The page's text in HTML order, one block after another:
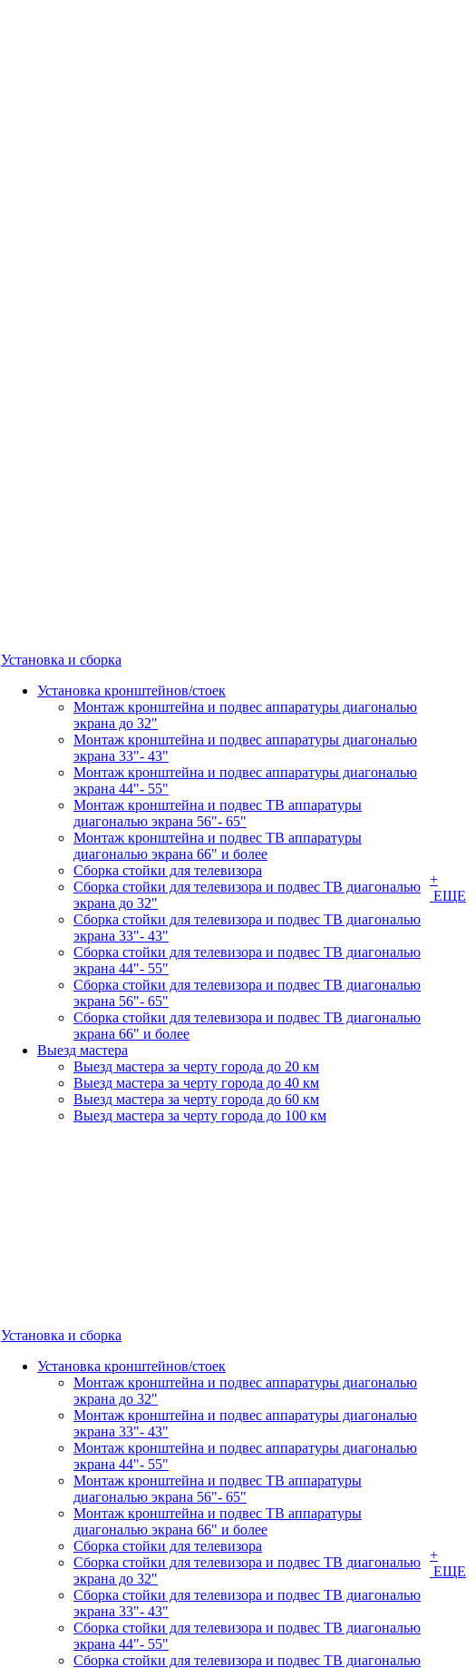
Установка и сборка
Установка кронштейнов/стоек
Монтаж кронштейна и подвес аппаратуры диагональю
экрана до 32"
Монтаж кронштейна и подвес аппаратуры диагональю
экрана 33"- 43"
Монтаж кронштейна и подвес аппаратуры диагональю
экрана 44"- 55"
Монтаж кронштейна и подвес ТВ аппаратуры
диагональю экрана 56"- 65"
Монтаж кронштейна и подвес ТВ аппаратуры
диагональю экрана 66" и более
Сборка стойки для телевизора
Сборка стойки для телевизора и подвес ТВ диагональю
экрана до 32"
Сборка стойки для телевизора и подвес ТВ диагональю
экрана 33"- 43"
Сборка стойки для телевизора и подвес ТВ диагональю
экрана 44"- 55"
Сборка стойки для телевизора и подвес ТВ диагональю
экрана 56"- 65"
Сборка стойки для телевизора и подвес ТВ диагональю
экрана 66" и более
Выезд мастера
Выезд мастера за черту города до 20 км
Выезд мастера за черту города до 40 км
Выезд мастера за черту города до 60 км
Выезд мастера за черту города до 100 км
+
ЕЩЕ
Установка и сборка
Установка кронштейнов/стоек
Монтаж кронштейна и подвес аппаратуры диагональю
экрана до 32"
Монтаж кронштейна и подвес аппаратуры диагональю
экрана 33"- 43"
Монтаж кронштейна и подвес аппаратуры диагональю
экрана 44"- 55"
Монтаж кронштейна и подвес ТВ аппаратуры
диагональю экрана 56"- 65"
Монтаж кронштейна и подвес ТВ аппаратуры
диагональю экрана 66" и более
Сборка стойки для телевизора
Сборка стойки для телевизора и подвес ТВ диагональю
экрана до 32"
Сборка стойки для телевизора и подвес ТВ диагональю
экрана 33"- 43"
Сборка стойки для телевизора и подвес ТВ диагональю
экрана 44"- 55"
Сборка стойки для телевизора и подвес ТВ диагональю
+
ЕЩЕ